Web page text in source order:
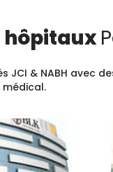
hôpitaux
JCI & NABH avec